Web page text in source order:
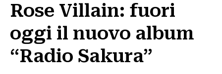
Rose Villain: fuori
oggi il nuovo album
“Radio Sakura”